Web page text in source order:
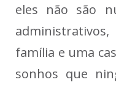
eles não são
administrativos,
família e uma
sonhos que